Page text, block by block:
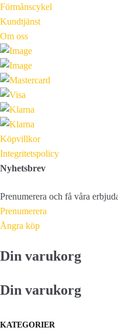
Förmånscykel
Kundtjänst
Om oss
Köpvillkor
Integritetspolicy
Nyhetsbrev
Prenumerera och få våra
Prenumerera
Ångra köp
Din varukorg
Din varukorg
KATEGORIER